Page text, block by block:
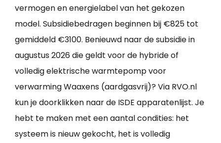
vermogen en energielabel van het gekozen
model. Subsidiebedragen beginnen bij €825 tot
gemiddeld €3100. Benieuwd naar de subsidie in
augustus 2026 die geldt voor de hybride of
volledig elektrische warmtepomp voor
verwarming Waaxens (aardgasvrij)? Via RVO.nl
kun je doorklikken naar de ISDE apparatenlijst. Je
hebt te maken met een aantal condities: het
systeem is nieuw gekocht, het is volledig